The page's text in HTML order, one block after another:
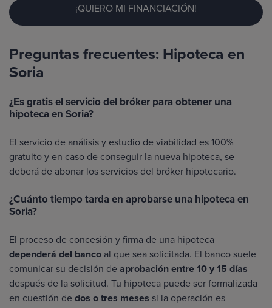
¡QUIERO MI FINANCIACIÓN!
Preguntas frecuentes: Hipoteca en
Soria
¿Es gratis el servicio del bróker para obtener una
hipoteca en Soria?
El servicio de análisis y estudio de viabilidad es 100%
gratuito y en caso de conseguir la nueva hipoteca, se
deberá de abonar los servicios del bróker hipotecario.
¿Cuánto tiempo tarda en aprobarse una hipoteca en
Soria?
El proceso de concesión y firma de una hipoteca
dependerá del banco al que sea solicitada. El banco suele
comunicar su decisión de aprobación entre 10 y 15 días
después de la solicitud. Tu hipoteca puede ser formalizada
en cuestión de dos o tres meses si la operación es